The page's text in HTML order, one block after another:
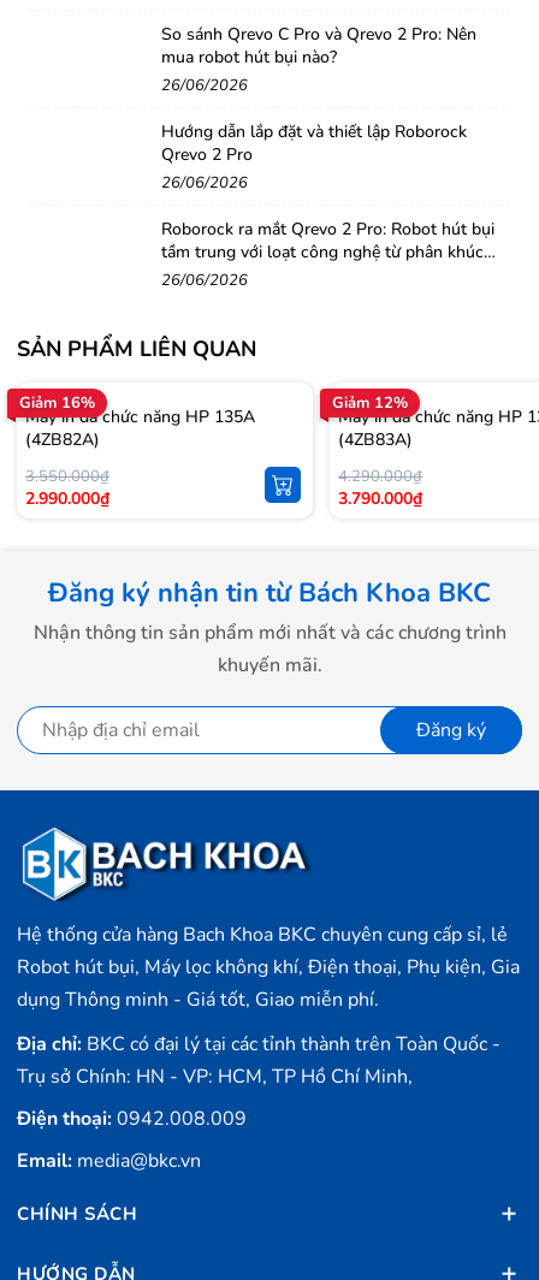
So sánh Qrevo C Pro và Qrevo 2 Pro: Nên
mua robot hút bụi nào?
26/06/2026
Hướng dẫn lắp đặt và thiết lập Roborock
Qrevo 2 Pro
26/06/2026
Roborock ra mắt Qrevo 2 Pro: Robot hút bụi
tầm trung với loạt công nghệ từ phân khúc
cao cấp
26/06/2026
SẢN PHẨM LIÊN QUAN
Giảm 16%
Máy in đa chức năng HP 135A
(4ZB82A)
3.550.000₫
2.990.000₫
Giảm 12%
Máy in đa chức năng HP
(4ZB83A)
4.290.000₫
3.790.000₫
Đăng ký nhận tin từ Bách Khoa BKC
Nhận thông tin sản phẩm mới nhất và các chương trình
khuyến mãi.
Đăng ký
Hệ thống cửa hàng Bach Khoa BKC chuyên cung cấp sỉ, lẻ
Robot hút bụi, Máy lọc không khí, Điện thoại, Phụ kiện, Gia
dụng Thông minh - Giá tốt, Giao miễn phí.
Địa chỉ: BKC có đại lý tại các tỉnh thành trên Toàn Quốc -
Trụ sở Chính: HN - VP: HCM, TP Hồ Chí Minh,
Điện thoại:0942.008.009
Email: media@bkc.vn
CHÍNH SÁCH
HƯỚNG DẪN